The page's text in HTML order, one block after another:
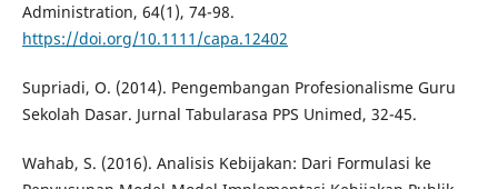
Administration, 64(1), 74-98.
https://doi.org/10.1111/capa.12402
Supriadi, O. (2014). Pengembangan Profesionalisme Guru
Sekolah Dasar. Jurnal Tabularasa PPS Unimed, 32-45.
Wahab, S. (2016). Analisis Kebijakan: Dari Formulasi ke